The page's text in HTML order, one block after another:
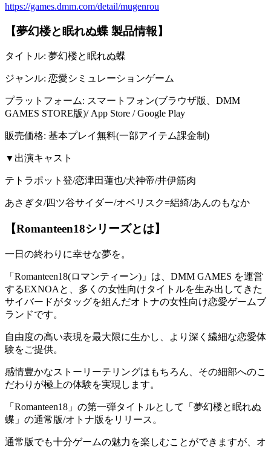
https://games.dmm.com/detail/mugenrou
【夢幻楼と眠れぬ蝶 製品情報】
タイトル: 夢幻楼と眠れぬ蝶
ジャンル: 恋愛シミュレーションゲーム
プラットフォーム: スマートフォン(ブラウザ版、DMM
GAMES STORE版)/ App Store / Google Play
販売価格: 基本プレイ無料(一部アイテム課金制)
▼出演キャスト
テトラポット登/恋津田蓮也/犬神帝/井伊筋肉
あさぎタ/四ツ谷サイダー/オベリスク=絽綺/あんのもなか
【Romanteen18シリーズとは】
一日の終わりに幸せな夢を。
「Romanteen18(ロマンティーン)」は、DMM GAMES を運営
するEXNOAと、多くの女性向けタイトルを生み出してきた
サイバードがタッグを組んだオトナの女性向け恋愛ゲームブ
ランドです。
自由度の高い表現を最大限に生かし、より深く繊細な恋愛体
験をご提供。
感情豊かなストーリーテリングはもちろん、その細部へのこ
だわりが極上の体験を実現します。
「Romanteen18」の第一弾タイトルとして「夢幻楼と眠れぬ
蝶」の通常版/オトナ版をリリース。
通常版でも十分ゲームの魅力を楽しむことができますが、オ